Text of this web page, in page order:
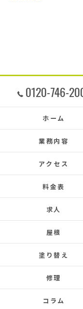
こんなに
しっかり
もちろん
たがポツ
本当に井
た皆さま
お任せでき
あと口コ
で井澤産
この場を
この度は
今後ともよ
Google) My
leaks for
Three times
the leaks
never
Even after
elsewhere,
This time, I
and repaired,
0120-746-
ホーム
業務内容
アクセス
料金表
求人
屋根
塗り替え
修理
コラム